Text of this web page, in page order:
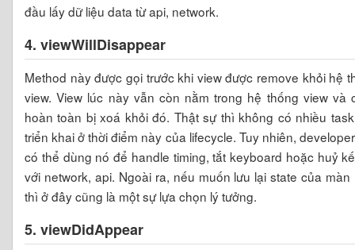
đầu lấy dữ liệu data từ api, network.
4. viewWillDisappear
Method này được gọi trước khi view được remove khỏi hệ
view. View lúc này vẫn còn nằm trong hệ thống view và
hoàn toàn bị xoá khỏi đó. Thật sự thì không có nhiều
triển khai ở thời điểm này của lifecycle. Tuy nhiên,
có thể dùng nó để handle timing, tắt keyboard hoặc huỷ
với network, api. Ngoài ra, nếu muốn lưu lại state của màn
thì ở đây cũng là một sự lựa chọn lý tưởng.
5. viewDidAppear